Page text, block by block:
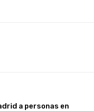
a personas en